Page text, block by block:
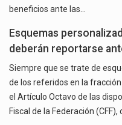
beneficios ante las…
Esquemas
deberán reportarse
Siempre que se trate de
de los referidos en la fracción
el Artículo Octavo de las
Fiscal de la Federación (CFF),